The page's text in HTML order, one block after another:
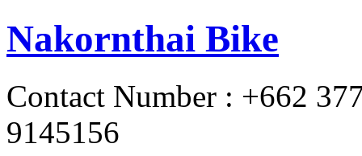
Nakornthai Bike
Contact Number : +662
9145156